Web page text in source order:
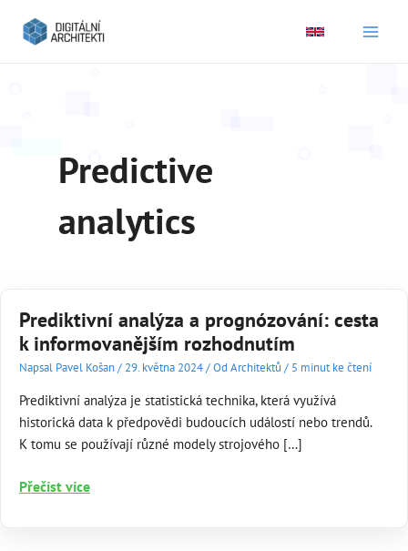
Predictive
analytics
Prediktivní analýza a prognózování: cesta
k informovanějším rozhodnutím
Napsal Pavel Košan/ 29. května 2024/Od Architektů / 5 minut ke čtení
Prediktivní analýza je statistická technika, která využívá
historická data k předpovědi budoucích událostí nebo trendů.
K tomu se používají různé modely strojového […]
Prediktivní
a
Přečíst více